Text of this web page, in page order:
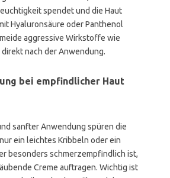
spendet und die Haut
Hyaluronsäure oder Panthenol
aggressive Wirkstoffe wie
nach der Anwendung.
bei empfindlicher Haut
sanfter Anwendung spüren die
ein leichtes Kribbeln oder ein
besonders schmerzempfindlich ist,
Creme auftragen. Wichtig ist